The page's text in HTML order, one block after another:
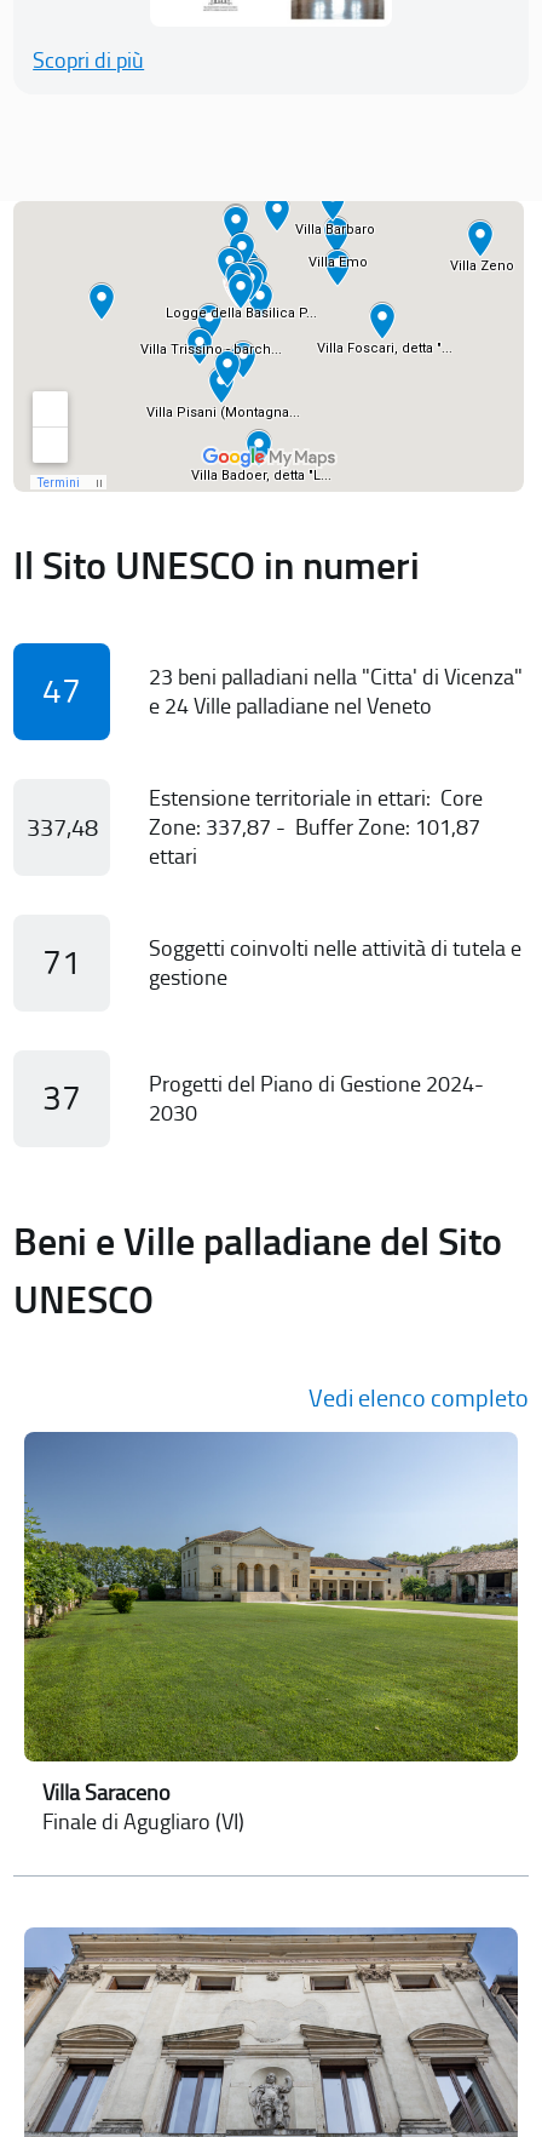
Scopri di più
Il Sito UNESCO in numeri
47
23 beni palladiani nella "Citta' di Vicenza"
e 24 Ville palladiane nel Veneto
337,48
Estensione territoriale in ettari: Core
Zone: 337,87 - Buffer Zone: 101,87
ettari
71
Soggetti coinvolti nelle attività di tutela e
gestione
37
Progetti del Piano di Gestione 2024-
2030
Beni e Ville palladiane del Sito
UNESCO
Vedi elenco completo
Villa Saraceno
Finale di Agugliaro (VI)